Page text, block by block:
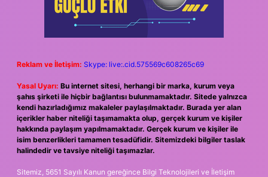
Reklam ve İletişim: Skype: live:.cid.575569c608265c69
Yasal Uyarı: Bu internet sitesi, herhangi bir marka, kurum veya
şahıs şirketi ile hiçbir bağlantısı bulunmamaktadır. Sitede yalnızca
kendi hazırladığımız makaleler paylaşılmaktadır. Burada yer alan
içerikler haber niteliği taşımamakta olup, gerçek kurum ve kişiler
hakkında paylaşım yapılmamaktadır. Gerçek kurum ve kişiler ile
isim benzerlikleri tamamen tesadüfidir. Sitemizdeki bilgiler taslak
halindedir ve tavsiye niteliği taşımazlar.
Sitemiz, 5651 Sayılı Kanun gereğince Bilgi Teknolojileri ve İletişim